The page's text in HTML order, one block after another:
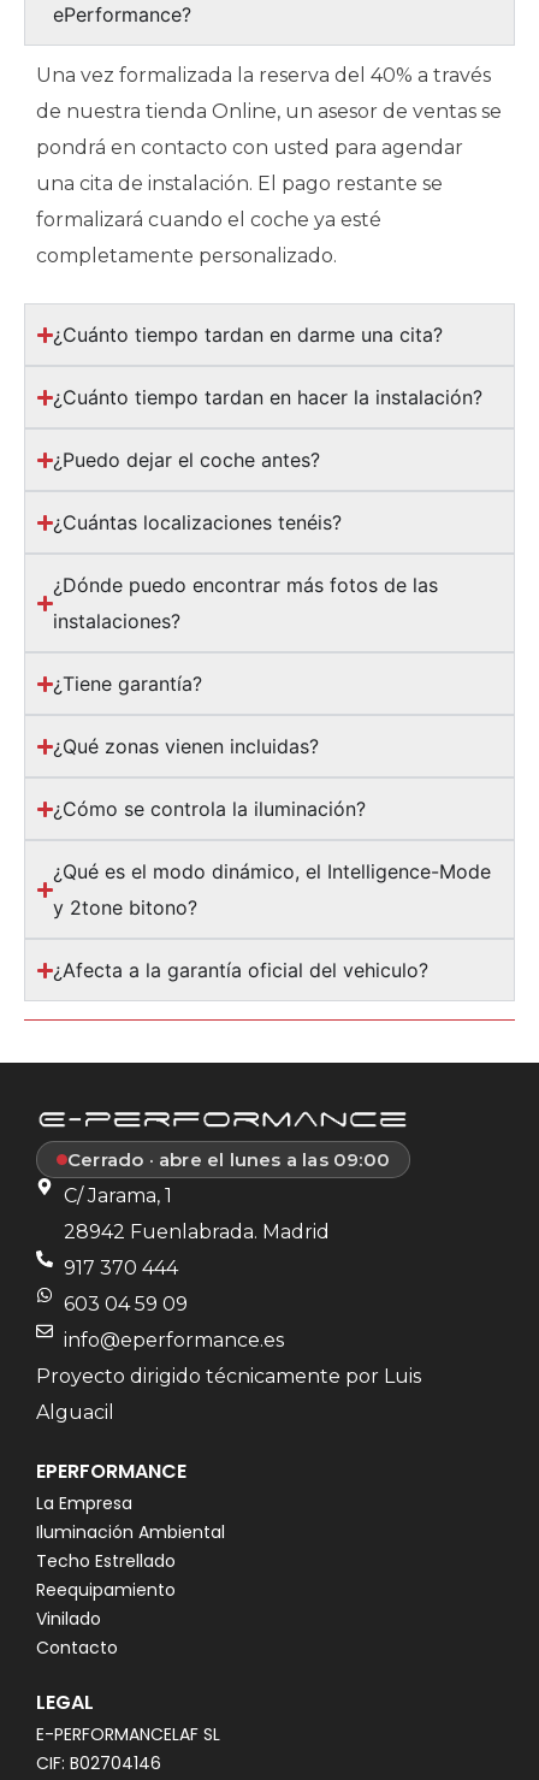
ePerformance?
Una vez formalizada la reserva del 40% a través
de nuestra tienda Online, un asesor de ventas se
pondrá en contacto con usted para agendar
una cita de instalación. El pago restante se
formalizará cuando el coche ya esté
completamente personalizado.
¿Cuánto tiempo tardan en darme una cita?
¿Cuánto tiempo tardan en hacer la instalación?
¿Puedo dejar el coche antes?
¿Cuántas localizaciones tenéis?
¿Dónde puedo encontrar más fotos de las
instalaciones?
¿Tiene garantía?
¿Qué zonas vienen incluidas?
¿Cómo se controla la iluminación?
¿Qué es el modo dinámico, el Intelligence-Mode
y 2tone bitono?
¿Afecta a la garantía oficial del vehiculo?
Cerrado · abre el lunes a las 09:00
C/ Jarama, 1
28942 Fuenlabrada. Madrid
917 370 444
603 04 59 09
info@eperformance.es
Proyecto dirigido técnicamente por Luis
Alguacil
EPERFORMANCE
La Empresa
Iluminación Ambiental
Techo Estrellado
Reequipamiento
Vinilado
Contacto
LEGAL
E-PERFORMANCELAF SL
CIF: B02704146